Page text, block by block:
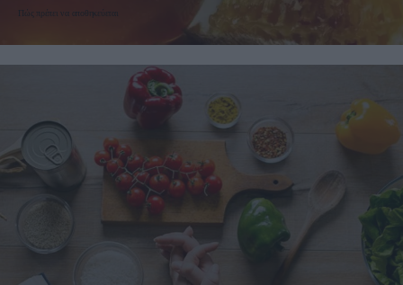
Πώς πρέπει να αποθηκεύεται